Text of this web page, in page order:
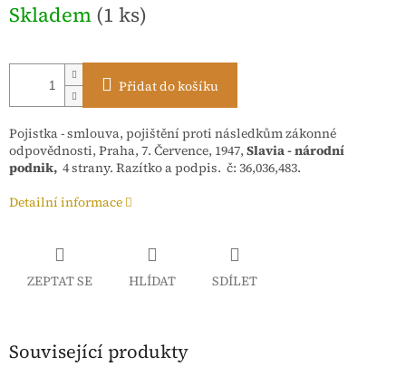
cena:
Skladem (1 ks)
Přidat do košíku
Pojistka - smlouva, pojištění proti následkům zákonné
odpovědnosti, Praha, 7. Července, 1947, Slavia - národní
podnik, 4 strany. Razítko a podpis. č: 36,036,483.
Detailní informace
ZEPTAT SE HLÍDAT SDÍLET
Související produkty